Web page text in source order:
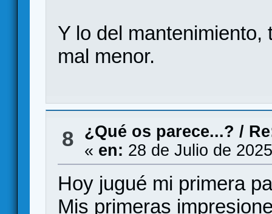
Y lo del mantenimiento,
mal menor.
8 ¿Qué os parece...? /
« en: 28 de Julio de
Hoy jugué mi primera
Mis primeras